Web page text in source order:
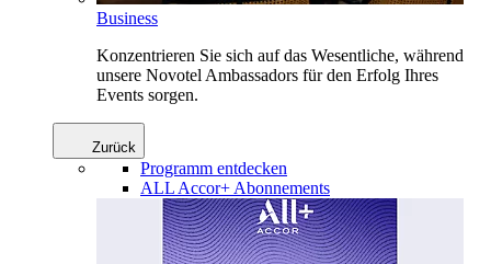
Business
Konzentrieren Sie sich auf das Wesentliche, während
unsere Novotel Ambassadors für den Erfolg Ihres
Events sorgen.
Zurück
Programm entdecken
ALL Accor+ Abonnements